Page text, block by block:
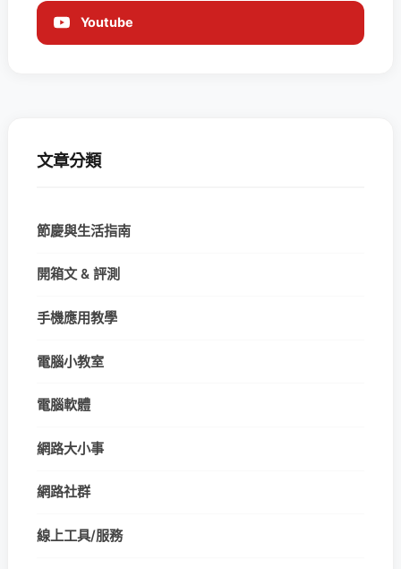
Youtube
文章分類
節慶與生活指南
開箱文 & 評測
手機應用教學
電腦小教室
電腦軟體
網路大小事
網路社群
線上工具/服務